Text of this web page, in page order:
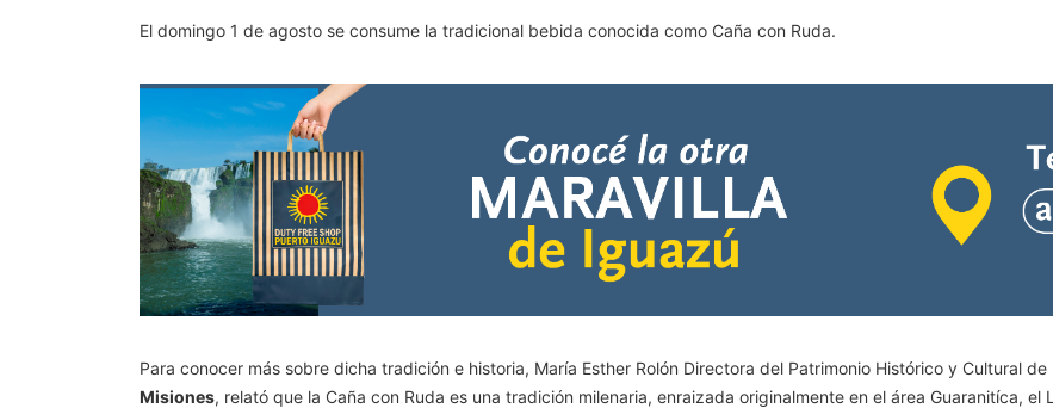
El domingo 1 de agosto se consume la tradicional bebida conocida como Caña con Ruda.
Para conocer más sobre dicha tradición e historia, María Esther Rolón Directora del Patrimonio Histórico y Cultural
Misiones, relató que la Caña con Ruda es una tradición milenaria, enraizada originalmente en el área Guaranitíca,